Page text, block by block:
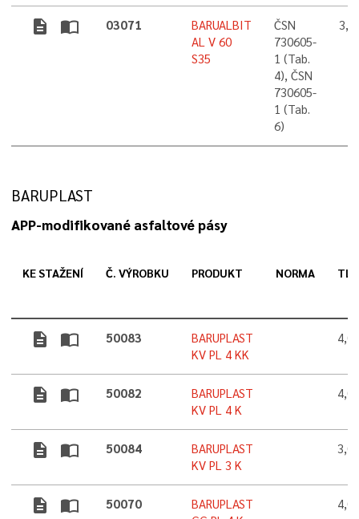
description import_contacts 03071
BARUALBIT
AL V 60
S35
ČSN
730605-
1 (Tab.
4), ČSN
730605-
1 (Tab.
6)
3,5
BARUPLAST
APP-modifikované asfaltové pásy
KE STAŽENÍ Č. VÝROBKU PRODUKT NORMA
description import_contacts 50083
BARUPLAST
KV PL 4 KK
4,0
description import_contacts 50082
BARUPLAST
KV PL 4 K
4,0
description import_contacts 50084
BARUPLAST
KV PL 3 K
3,0
description import_contacts 50070
BARUPLAST
4,0